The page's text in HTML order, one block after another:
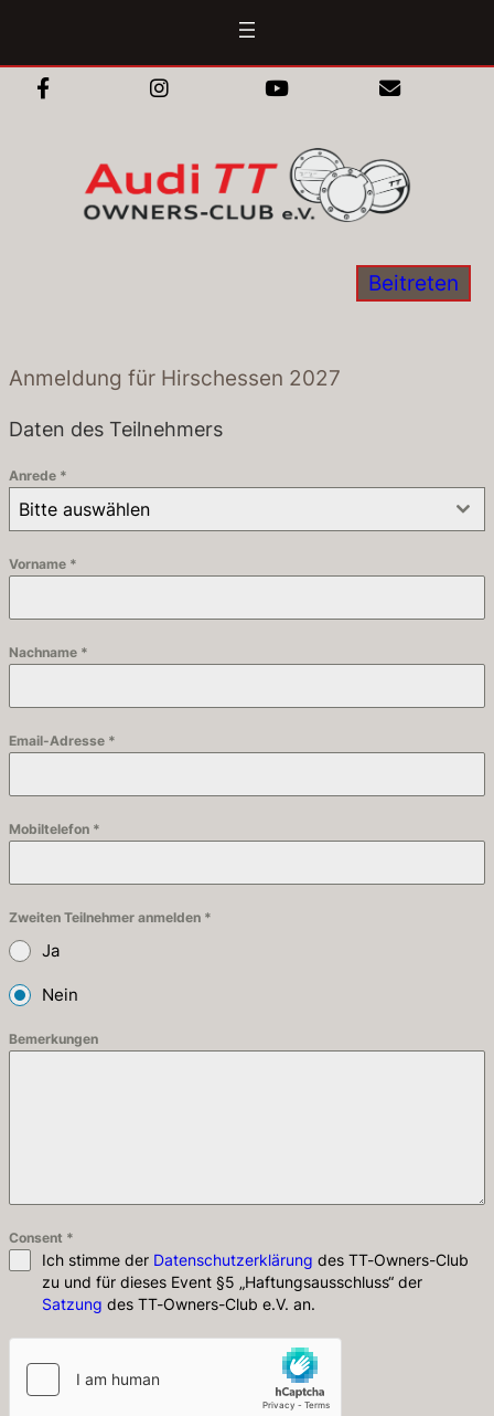
springen
Beitreten
Anmeldung für Hirschessen 2027
Daten des Teilnehmers
Anrede *
Bitte auswählen
Vorname *
Nachname *
Email-Adresse *
Mobiltelefon *
Zweiten Teilnehmer anmelden *
Ja
Nein
Bemerkungen
Consent *
Ich stimme der Datenschutzerklärung des TT-Owners-Club
zu und für dieses Event §5 „Haftungsausschluss“ der
Satzung des TT-Owners-Club e.V. an.